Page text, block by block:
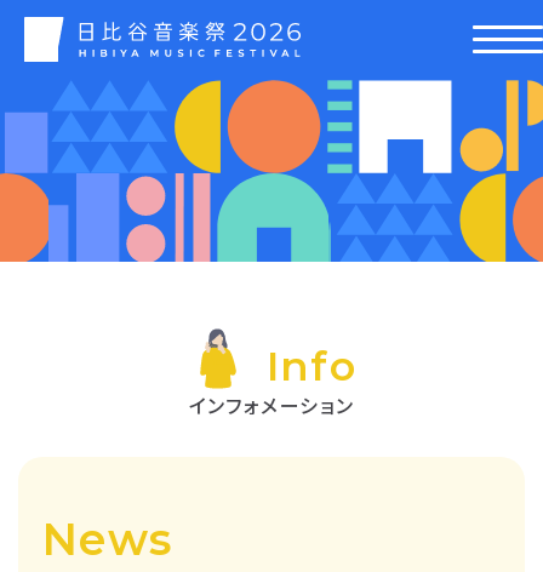
Info
インフォメーション
News